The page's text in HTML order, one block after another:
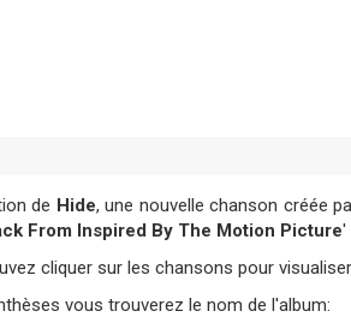
de Hide, une nouvelle chanson créée
From Inspired By The Motion Picture'
cliquer sur les chansons pour
vous trouverez le nom de l'album: